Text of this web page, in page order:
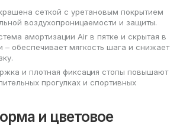
сеткой с уретановым покрытием
воздухопроницаемости и защиты.
амортизации Air в пятке и скрытая в
– обеспечивает мягкость шага и снижает
и плотная фиксация стопы повышают
прогулках и спортивных
и цветовое